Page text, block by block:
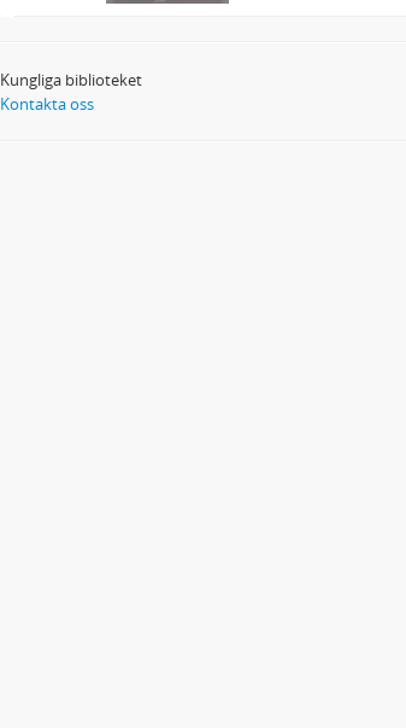
Kungliga biblioteket
Kontakta oss